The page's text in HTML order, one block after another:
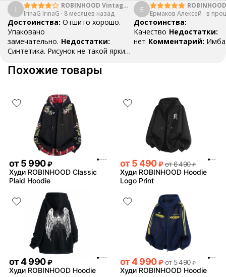
I
ROBINHOOD Vintage
Patchwork Hoodie
IrinaG IrinaG · 8 месяцев назад
Достоинства: Отшито хорошо.
Упаковано
замечательно. Недостатки:
Синтетика. Рисунок не такой яркий
Отдельное спасибо за подарки
Е
ROBINHOOD
Ермаков Алексей · в
Достоинства:
Качество Недостатки:
нет Комментарий:
Похожие товары
от5 990 ₽
Худи ROBINHOOD Classic
Plaid Hoodie
от5 490 ₽ от 6 490 ₽
Худи ROBINHOOD Hoodie
Logo Print
от4 990 ₽
Худи ROBINHOOD Hoodie
от4 990 ₽ от 5 490 ₽
Худи ROBINHOOD Hoodie